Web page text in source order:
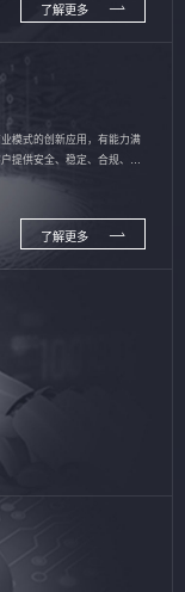
了解更多
模式的创新应用，有能力满
提供安全、稳定、合规、持
了解更多